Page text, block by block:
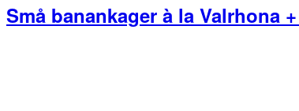
Små banankager à la Valrhona